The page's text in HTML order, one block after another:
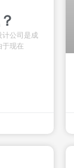
计公司是成
现在